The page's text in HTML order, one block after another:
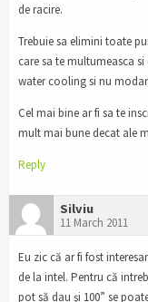
de racire.
Trebuie sa elimini toate
care sa te multumeasca
water cooling si nu
Cel mai bine ar fi sa te
mult mai bune decat ale
Reply
Silviu
11 March 2011
Eu zic că ar fi fost
de la intel. Pentru că
pot să dau şi 100” se